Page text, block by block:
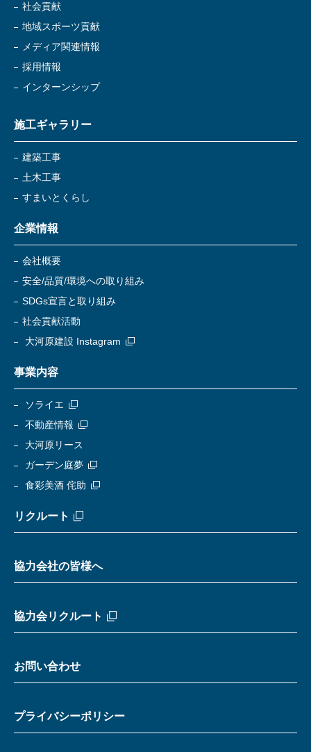
社会貢献
地域スポーツ貢献
メディア関連情報
採用情報
インターンシップ
施工ギャラリー
建築工事
土木工事
すまいとくらし
企業情報
会社概要
安全/品質/環境への取り組み
SDGs宣言と取り組み
社会貢献活動
大河原建設 Instagram
事業内容
ソライエ
不動産情報
大河原リース
ガーデン庭夢
食彩美酒 侘助
リクルート
協力会社の皆様へ
協力会リクルート
お問い合わせ
プライバシーポリシー